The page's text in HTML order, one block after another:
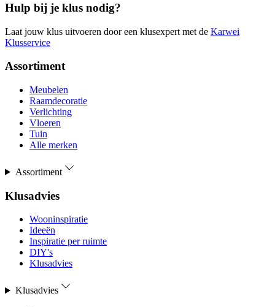
Hulp bij je klus nodig?
Laat jouw klus uitvoeren door een klusexpert met de Karwei
Klusservice
Assortiment
Meubelen
Raamdecoratie
Verlichting
Vloeren
Tuin
Alle merken
Assortiment
Klusadvies
Wooninspiratie
Ideeën
Inspiratie per ruimte
DIY's
Klusadvies
Klusadvies